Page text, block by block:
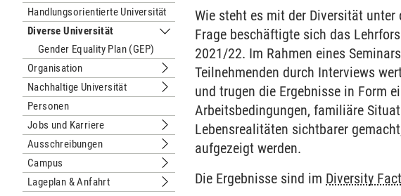
Handlungsorientierte Universität
Diverse Universität
Untermenu Diverse Universität
Gender Equality Plan (GEP)
Organisation
Untermenu Organisation
Nachhaltige Universität
Untermenu Nachhaltige Universität
Personen
Jobs und Karriere
Untermenu Jobs und Karriere
Ausschreibungen
Untermenu Ausschreibungen
Campus
Untermenu Campus
Lageplan & Anfahrt
Untermenu Lageplan & Anfahrt
Wie steht es mit der Diversität
Frage beschäftigte sich das
2021/22. Im Rahmen eines
Teilnehmenden durch Interviews
und trugen die Ergebnisse in Form
Arbeitsbedingungen, familiäre
Lebensrealitäten sichtbarer
aufgezeigt werden.
Die Ergebnisse sind im Diversity